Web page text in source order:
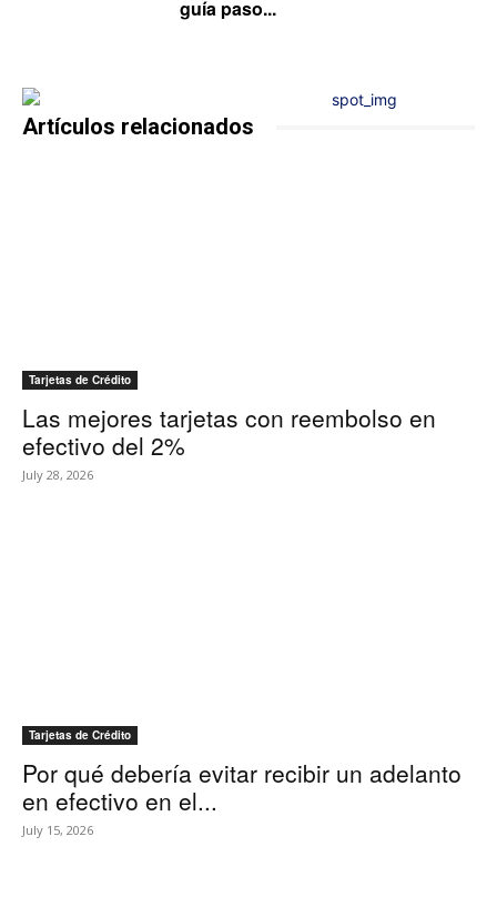
guía paso...
Artículos relacionados
Tarjetas de Crédito
Las mejores tarjetas con reembolso en
efectivo del 2%
July 28, 2026
Tarjetas de Crédito
Por qué debería evitar recibir un adelanto
en efectivo en el...
July 15, 2026